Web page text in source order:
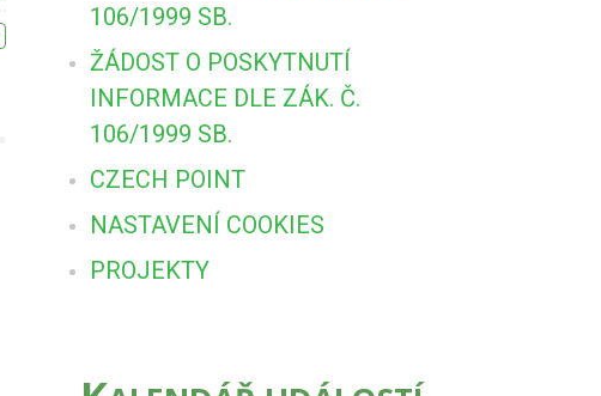
106/1999 SB.
ŽÁDOST O POSKYTNUTÍ
INFORMACE DLE ZÁK. Č.
106/1999 SB.
CZECH POINT
NASTAVENÍ COOKIES
PROJEKTY